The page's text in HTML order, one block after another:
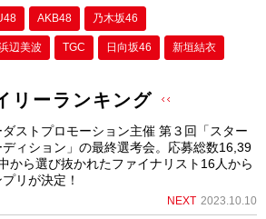
AKB48 乃木坂46
辺美波 TGC 日向坂46 新垣結衣
リーランキング
ダストプロモーション主催 第３回「スター
ィション」の最終選考会。応募総数16,39
から選び抜かれたファイナリスト16人から
リが決定！
NEXT 2023.10.10